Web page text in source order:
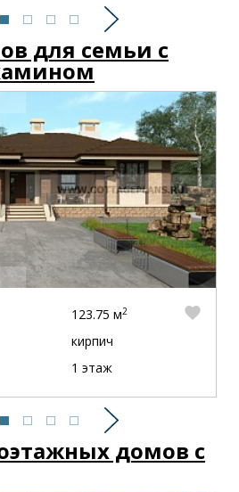
Следующий
для семьи с
Следующий
123.75 м2
кирпич
1 этаж
домов с